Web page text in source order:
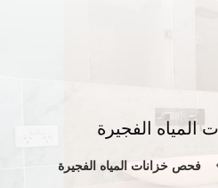
الفجيرة
فحص خزانات المياه الفجيرة